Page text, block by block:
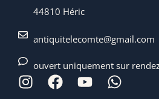
44810 Héric
antiquitelecomte@gmail.com
ouvert uniquement sur